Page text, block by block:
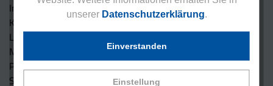
unserer Datenschutzerklärung.
Einstellung
Einverstanden
Immunsystem
Kinderwunsch
Leber
Müdigkeit (Fatigue)
Psyche
Säure-Basen-Haushalt